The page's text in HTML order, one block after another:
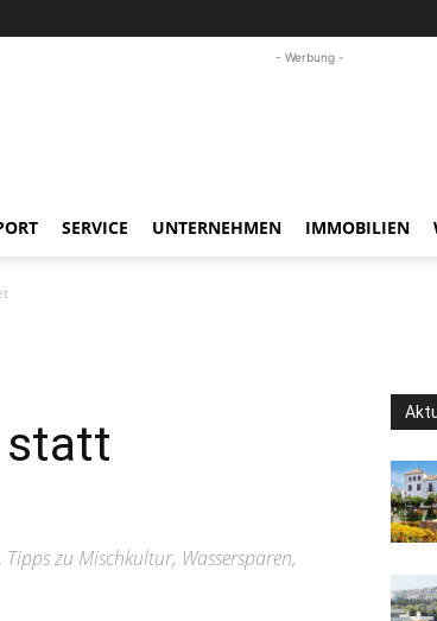
- Werbung -
SERVICE UNTERNEHMEN IMMOBILIEN
statt
zu Mischkultur, Wassersparen,